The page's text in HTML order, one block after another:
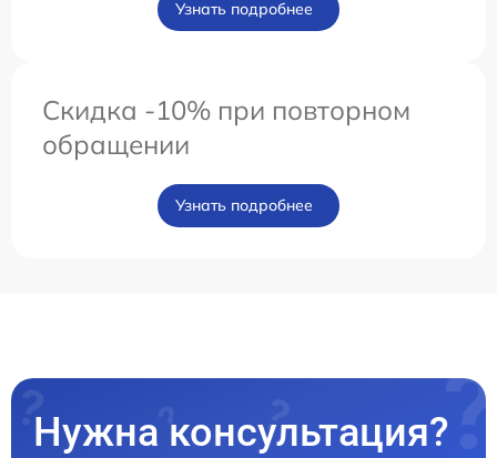
Узнать подробнее
Скидка -10% при повторном
обращении
Узнать подробнее
Нужна консультация?